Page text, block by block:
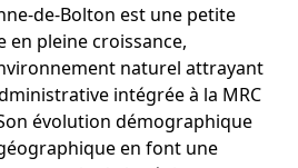
de-Bolton est une petite
en pleine croissance,
naturel attrayant
intégrée à la MRC
évolution démographique
en font une